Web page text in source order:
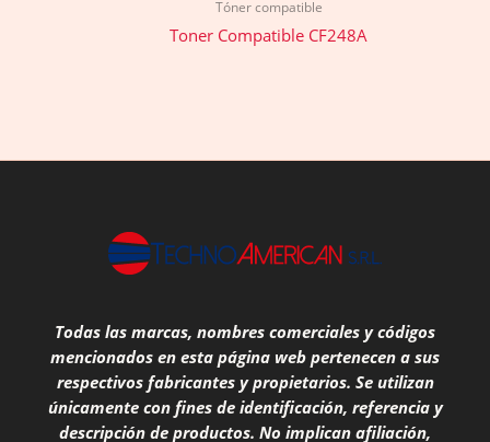
Tóner compatible
Toner Compatible CF248A
Todas las marcas, nombres comerciales y códigos
mencionados en esta página web pertenecen a sus
respectivos fabricantes y propietarios. Se utilizan
únicamente con fines de identificación, referencia y
descripción de productos. No implican afiliación,